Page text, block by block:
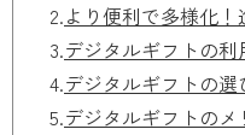
2.より便利で多様化
3.デジタルギフトの利
4.デジタルギフトの選
5.デジタルギフトの